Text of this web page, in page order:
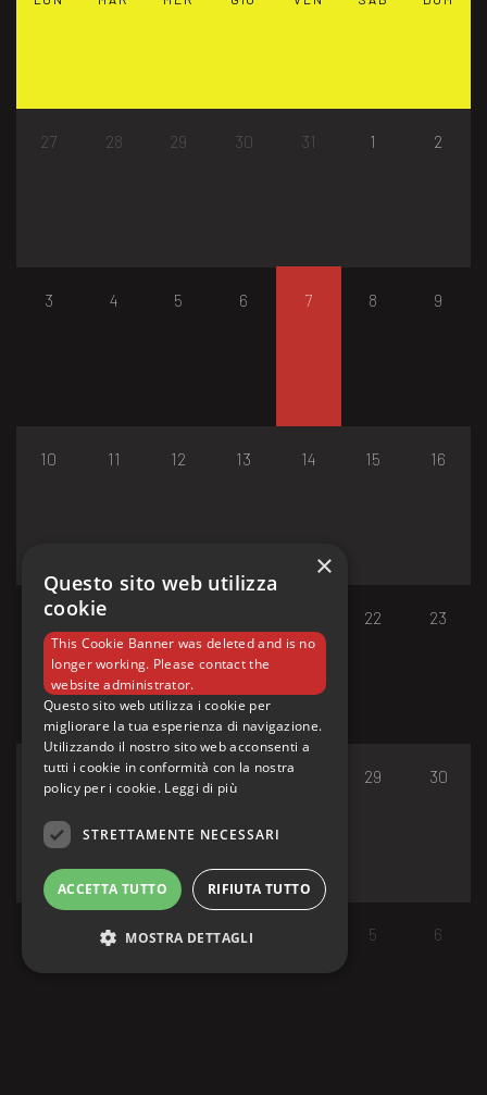
27 28 29 30 31 1 2
3 4 5 6 7 8 9
10 11 12 13 14 15 16
17 18 22 23
24 25 26 27 29 30
1 2 3 5 6
×
Questo sito web utilizza
cookie
This Cookie Banner was deleted and is no
longer working. Please contact the
website administrator.
Questo sito web utilizza i cookie per
migliorare la tua esperienza di navigazione.
Utilizzando il nostro sito web acconsenti a
tutti i cookie in conformità con la nostra
policy per i cookie. Leggi di più
STRETTAMENTE NECESSARI
ACCETTA TUTTO RIFIUTA TUTTO
MOSTRA DETTAGLI